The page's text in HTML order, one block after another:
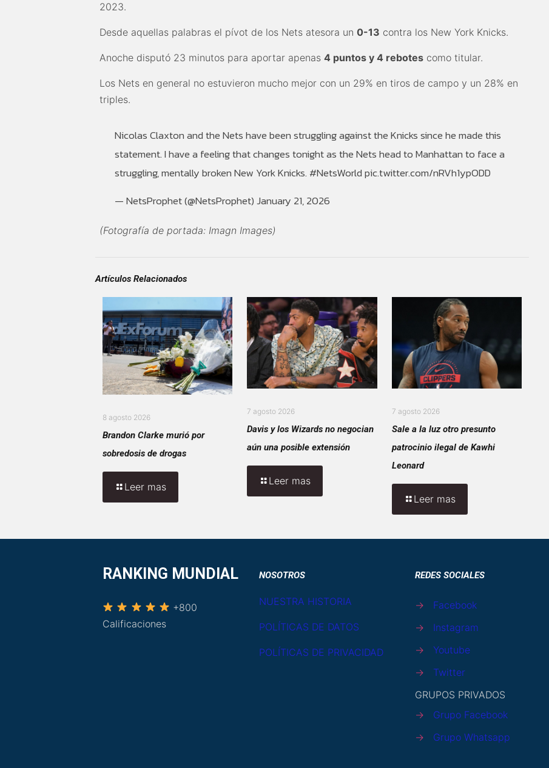
2023.
Desde aquellas palabras el pívot de los Nets atesora un0-13 contra los New York Knicks.
Anoche disputó 23 minutos para aportar apenas4 puntos y 4 rebotes como titular.
Los Nets en general no estuvieron mucho mejor con un 29% en tiros de campo y un 28% en
triples.
Nicolas Claxton and the Nets have been struggling against the Knicks since he made this
statement. I have a feeling that changes tonight as the Nets head to Manhattan to face a
struggling, mentally broken New York Knicks.#NetsWorldpic.twitter.com/nRVh1ypODD
— NetsProphet (@NetsProphet)January 21, 2026
(Fotografía de portada: Imagn Images)
Artículos Relacionados
8 agosto 2026
Brandon Clarke murió por
sobredosis de drogas
Leer mas
7 agosto 2026
Davis y los Wizards no negocian
aún una posible extensión
Leer mas
7 agosto 2026
Sale a la luz otro presunto
patrocinio ilegal de Kawhi
Leonard
Leer mas
RANKING MUNDIAL
+800
Calificaciones
NOSOTROS
NUESTRA HISTORIA
POLÍTICAS DE DATOS
POLÍTICAS DE PRIVACIDAD
REDES SOCIALES
→
Facebook
→
Instagram
→
Youtube
→
Twitter
GRUPOS PRIVADOS
→
Grupo Facebook
→
Grupo Whatsapp